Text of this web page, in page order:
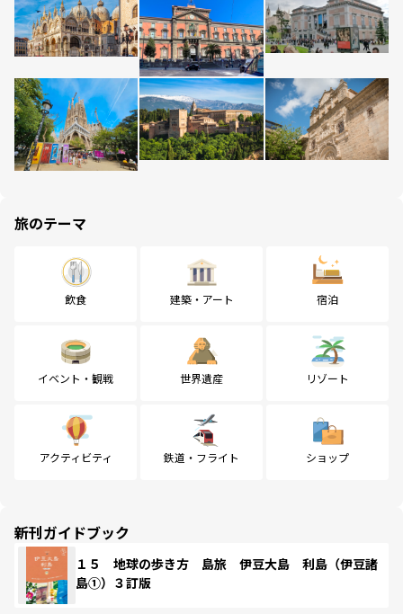
旅のテーマ
飲食 建築・アート 宿泊
イベント・観戦 世界遺産 リゾート
アクティビティ 鉄道・フライト ショップ
新刊ガイドブック
１５ 地球の歩き方 島旅 伊豆大島 利島（伊豆諸
島①）３訂版